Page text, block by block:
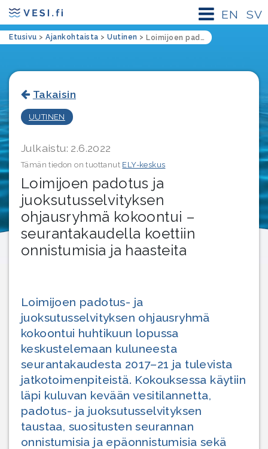
SV
EN
Etusivu > Ajankohtaista > Uutinen > Loimijoen padotus ja juoksutusselvityksen ohjausryhmä kokoontui – seurantakaudella koettiin onnistumisia ja haasteita
Takaisin
UUTINEN
Julkaistu: 2.6.2022
Tämän tiedon on tuottanut ELY-keskus
Loimijoen padotus ja
juoksutusselvityksen
ohjausryhmä kokoontui –
seurantakaudella koettiin
onnistumisia ja haasteita
Loimijoen padotus- ja
juoksutusselvityksen ohjausryhmä
kokoontui huhtikuun lopussa
keskustelemaan kuluneesta
seurantakaudesta 2017–21 ja tulevista
jatkotoimenpiteistä. Kokouksessa käytiin
läpi kuluvan kevään vesitilannetta,
padotus- ja juoksutusselvityksen
taustaa, suositusten seurannan
onnistumisia ja epäonnistumisia sekä